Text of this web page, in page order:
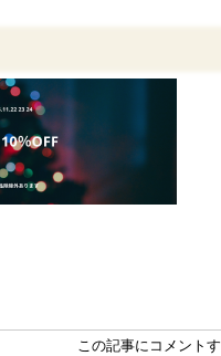
この記事にコメント